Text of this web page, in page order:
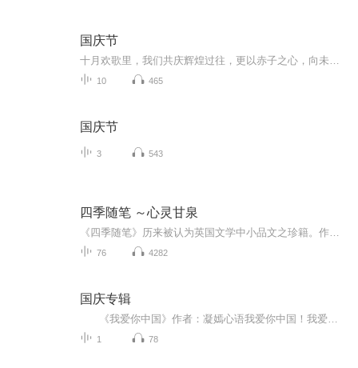
国庆节
10 465
国庆节
3 543
四季随笔 ～心灵甘泉
76 4282
国庆专辑
1 78